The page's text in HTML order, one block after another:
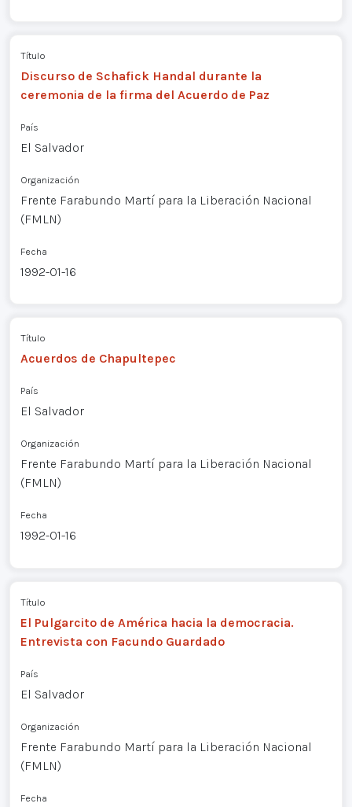
Título
Discurso de Schafick Handal durante la
ceremonia de la firma del Acuerdo de Paz
País
El Salvador
Organización
Frente Farabundo Martí para la Liberación Nacional
(FMLN)
Fecha
1992-01-16
Título
Acuerdos de Chapultepec
País
El Salvador
Organización
Frente Farabundo Martí para la Liberación Nacional
(FMLN)
Fecha
1992-01-16
Título
El Pulgarcito de América hacia la democracia.
Entrevista con Facundo Guardado
País
El Salvador
Organización
Frente Farabundo Martí para la Liberación Nacional
(FMLN)
Fecha